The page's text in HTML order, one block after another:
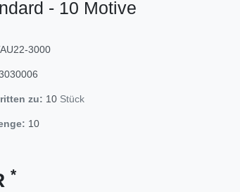
- 10 Motive
3000
zu: 10 Stück
10
*